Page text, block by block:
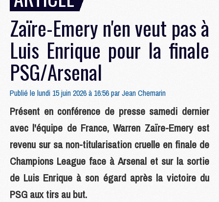
Zaïre-Emery n'en veut pas à
Luis Enrique pour la finale
PSG/Arsenal
Publié le lundi 15 juin 2026 à 16:56 parJean Chemarin
Présent en conférence de presse samedi dernier
avec l'équipe de France, Warren Zaïre-Emery est
revenu sur sa non-titularisation cruelle en finale de
Champions League face à Arsenal et sur la sortie
de Luis Enrique à son égard après la victoire du
PSG aux tirs au but.